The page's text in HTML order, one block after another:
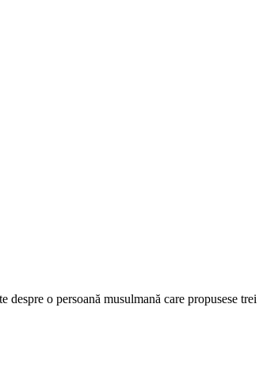
o persoană musulmană care propusese